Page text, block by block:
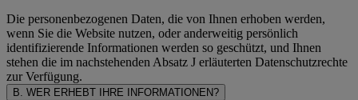
Die personenbezogenen Daten, die von Ihnen erhoben werden,
wenn Sie die Website nutzen, oder anderweitig persönlich
identifizierende Informationen werden so geschützt, und Ihnen
stehen die im nachstehenden Absatz J erläuterten Datenschutzrechte
zur Verfügung.
B. WER ERHEBT IHRE INFORMATIONEN?